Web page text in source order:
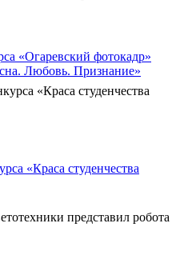
«Огаревский фотокадр»
Любовь. Признание»
«Краса студенчества